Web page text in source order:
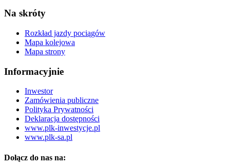
Na skróty
Rozkład jazdy pociągów
Mapa kolejowa
Mapa strony
Informacyjnie
Inwestor
Zamówienia publiczne
Polityka Prywatności
Deklaracja dostępności
www.plk-inwestycje.pl
www.plk-sa.pl
Dołącz do nas na: